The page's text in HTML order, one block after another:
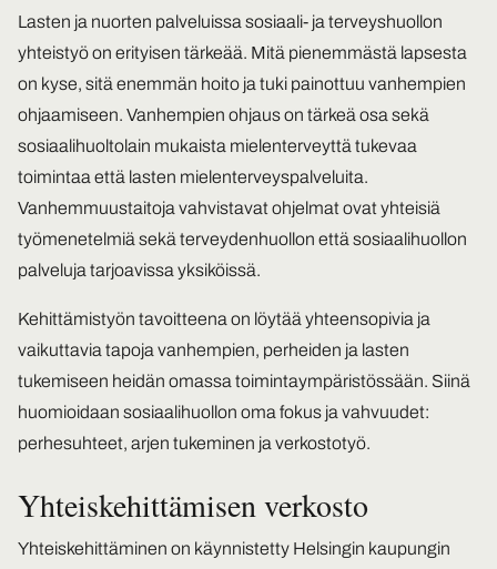
Lasten ja nuorten palveluissa sosiaali- ja terveyshuollon
yhteistyö on erityisen tärkeää. Mitä pienemmästä lapsesta
on kyse, sitä enemmän hoito ja tuki painottuu vanhempien
ohjaamiseen. Vanhempien ohjaus on tärkeä osa sekä
sosiaalihuoltolain mukaista mielenterveyttä tukevaa
toimintaa että lasten mielenterveyspalveluita.
Vanhemmuustaitoja vahvistavat ohjelmat ovat yhteisiä
työmenetelmiä sekä terveydenhuollon että sosiaalihuollon
palveluja tarjoavissa yksiköissä.
Kehittämistyön tavoitteena on löytää yhteensopivia ja
vaikuttavia tapoja vanhempien, perheiden ja lasten
tukemiseen heidän omassa toimintaympäristössään. Siinä
huomioidaan sosiaalihuollon oma fokus ja vahvuudet:
perhesuhteet, arjen tukeminen ja verkostotyö.
Yhteiskehittämisen verkosto
Yhteiskehittäminen on käynnistetty Helsingin kaupungin